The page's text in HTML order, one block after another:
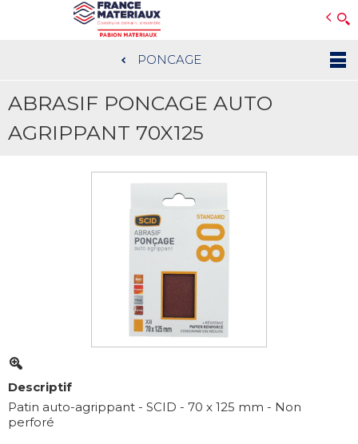
contenu
PONCAGE
ABRASIF PONCAGE AUTO
AGRIPPANT 70X125
Descriptif
Patin auto-agrippant - SCID - 70 x 125 mm - Non
perforé